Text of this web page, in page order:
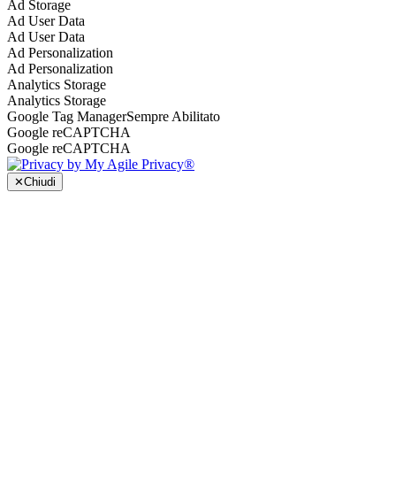
Ad Storage
Ad User Data
Ad User Data
Ad Personalization
Ad Personalization
Analytics Storage
Analytics Storage
Google Tag ManagerSempre Abilitato
Google reCAPTCHA
Google reCAPTCHA
✕Chiudi